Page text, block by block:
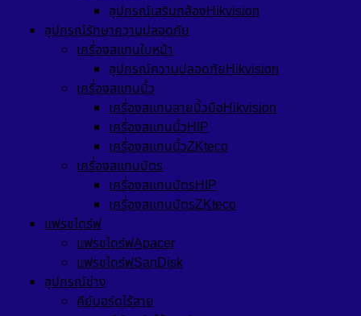
อุปกรณ์เสริมกล้องHikvision
อุปกรณ์รักษาความปลอดภัย
เครื่องสแกนใบหน้า
อุปกรณ์ความปลอดภัยHikvision
เครื่องสแกนนิ้ว
เครื่องสแกนลายนิ้วมือHikvision
เครื่องสแกนนิ้วHIP
เครื่องสแกนนิ้วZKteco
เครื่องสแกนบัตร
เครื่องสแกนบัตรHIP
เครื่องสแกนบัตรZKteco
แฟรชไดร์ฟ
แฟรชไดร์ฟApacer
แฟรชไดร์ฟSanDisk
อุปกรณ์ช่าง
คีย์บอร์ดไร้สาย